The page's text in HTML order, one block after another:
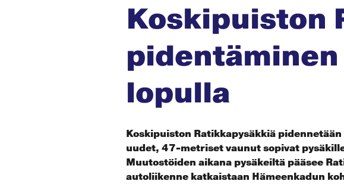
Koskipuiston
lopulla
Koskipuiston Ratikkapysäkkiä
uudet, 47-metriset vaunut sopivat
Muutostöiden aikana pysäkeiltä pääsee
autoliikenne katkaistaan Hämeenkadun